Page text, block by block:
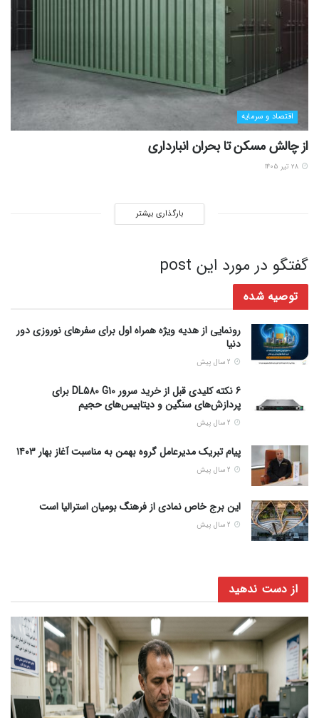
اقتصاد و سرمایه
از چالش مسکن تا بحران انبارداری
بارگذاری بیشتر
گفتگو در مورد این post
توصیه شده
رونمایی از هدیه ویژه همراه اول برای سفرهای نوروزی دور
دنیا
6 نکته کلیدی قبل از خرید سرور DL580 G10 برای
پردازش‌های سنگین و دیتابیس‌های حجیم
پیام تبریک مدیرعامل گروه بهمن به مناسبت آغاز بهار ۱۴۰۳
این برج خاص نمادی از فرهنگ بومیان استرالیا است
از دست ندهید